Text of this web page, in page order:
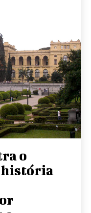
o
história